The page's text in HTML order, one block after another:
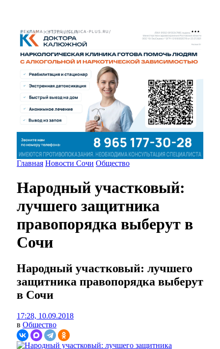
РЕКЛАМА • HTTPS://CLINICA-PLUS.RU/
Главная Новости Сочи Общество
Народный участковый:
лучшего защитника
правопорядка выберут в
Сочи
Народный участковый: лучшего
защитника правопорядка выберут
в Сочи
17:28, 10.09.2018
в Общество